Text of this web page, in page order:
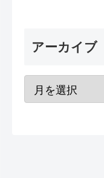
アーカイブ